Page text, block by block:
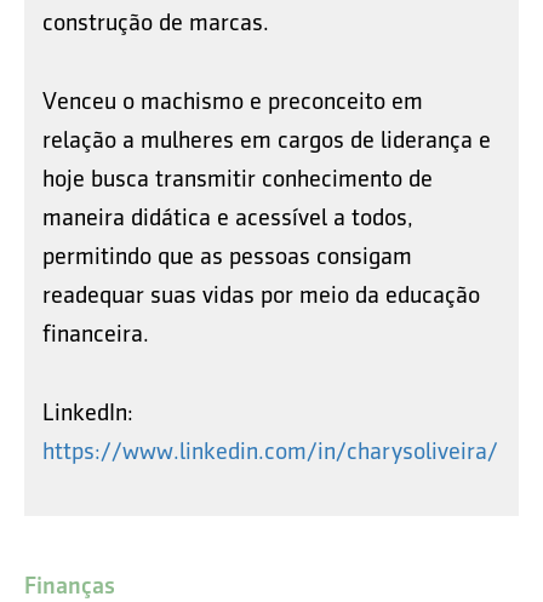
construção de marcas.
Venceu o machismo e preconceito em
relação a mulheres em cargos de liderança e
hoje busca transmitir conhecimento de
maneira didática e acessível a todos,
permitindo que as pessoas consigam
readequar suas vidas por meio da educação
financeira.
LinkedIn:
https://www.linkedin.com/in/charysoliveira/
Finanças